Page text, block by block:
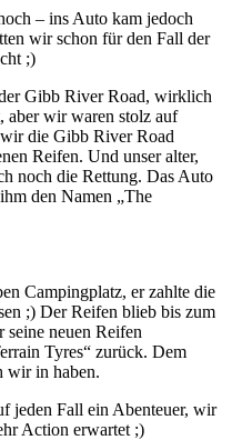
– ins Auto kam jedoch
wir schon für den Fall der
;)
Gibb River Road, wirklich
aber wir waren stolz auf
die Gibb River Road
Reifen. Und unser alter,
noch die Rettung. Das Auto
den Namen „The
Campingplatz, er zahlte die
;) Der Reifen blieb bis zum
seine neuen Reifen
Tyres“ zurück. Dem
wir in haben.
jeden Fall ein Abenteuer, wir
Action erwartet ;)